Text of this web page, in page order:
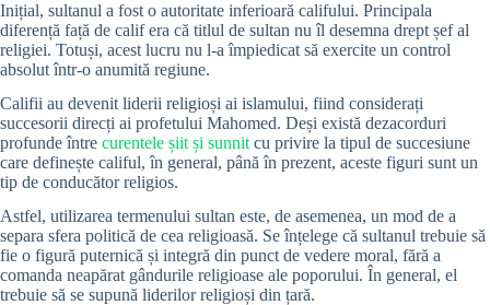
Inițial, sultanul a fost o autoritate inferioară califului. Principala
diferență față de calif era că titlul de sultan nu îl desemna drept șef al
religiei. Totuși, acest lucru nu l-a împiedicat să exercite un control
absolut într-o anumită regiune.
Califii au devenit liderii religioși ai islamului, fiind considerați
succesorii direcți ai profetului Mahomed. Deși există dezacorduri
profunde între curentele șiit și sunnit cu privire la tipul de succesiune
care definește califul, în general, până în prezent, aceste figuri sunt un
tip de conducător religios.
Astfel, utilizarea termenului sultan este, de asemenea, un mod de a
separa sfera politică de cea religioasă. Se înțelege că sultanul trebuie să
fie o figură puternică și integră din punct de vedere moral, fără a
comanda neapărat gândurile religioase ale poporului. În general, el
trebuie să se supună liderilor religioși din țară.